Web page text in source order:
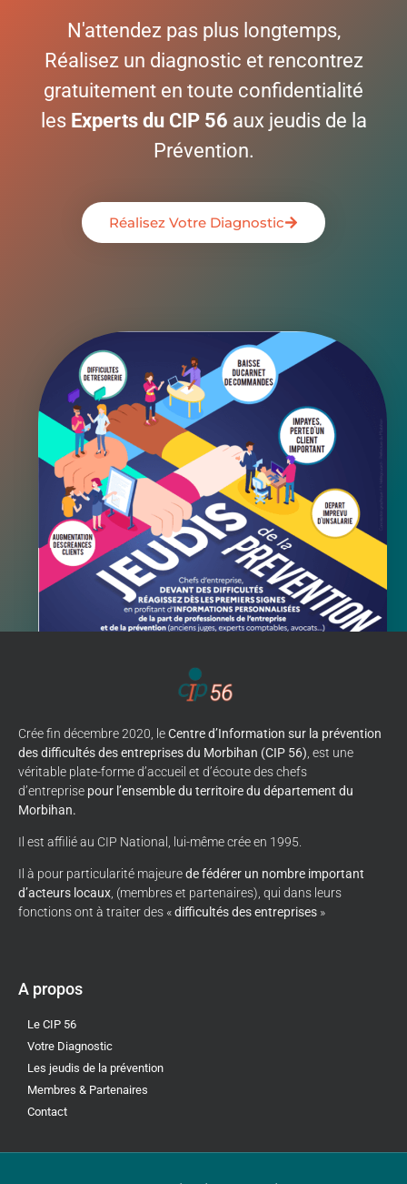
N'attendez pas plus longtemps,
Réalisez un diagnostic et rencontrez
gratuitement en toute confidentialité
les Experts du CIP 56 aux jeudis de la
Prévention.
Réalisez Votre Diagnostic
Crée fin décembre 2020, leCentre d’Information sur la prévention
des difficultés des entreprises du Morbihan (CIP 56) , est une
véritable plate-forme d’accueil et d’écoute des chefs
d’entreprise pour l’ensemble du territoire du département du
Morbihan.
Il est affilié au CIP National, lui-même crée en 1995.
Il à pour particularité majeurede fédérer un nombre important
d’acteurs locaux, (membres et partenaires), qui dans leurs
fonctions ont à traiter des «difficultés des entreprises »
A propos
Le CIP 56
Votre Diagnostic
Les jeudis de la prévention
Membres & Partenaires
Contact